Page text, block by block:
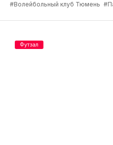
#Волейбольный клуб Тюмень
Футзал